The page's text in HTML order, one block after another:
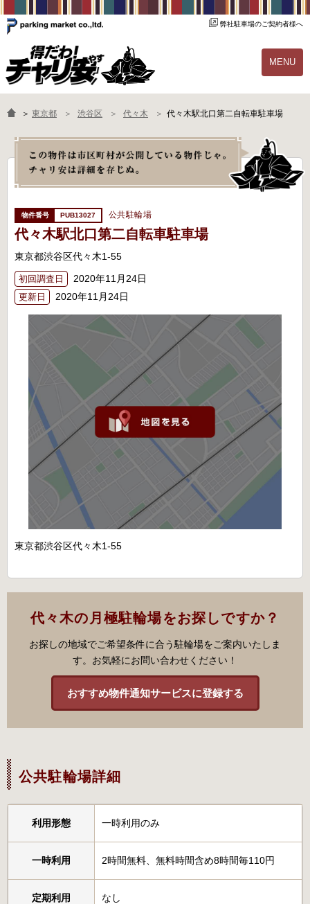
弊社駐車場のご契約者様へ
MENU
物件一覧 ご契約の流れ
よくあるご質問 駐輪場オーナー様へ
＞ 東京都 渋谷区 代々木 代々木駅北口第二自転車駐車場
PUB13027 公共駐輪場
代々木駅北口第二自転車駐車場
東京都渋谷区代々木1-55
初回調査日 2020年11月24日
更新日 2020年11月24日
東京都渋谷区代々木1-55
代々木の月極駐輪場をお探しですか？
お探しの地域でご希望条件に合う駐輪場をご案内いたしま
す。お気軽にお問い合わせください！
おすすめ物件通知サービスに登録する
公共駐輪場詳細
利用形態 一時利用のみ
一時利用 2時間無料、無料時間含め8時間毎110円
定期利用 なし